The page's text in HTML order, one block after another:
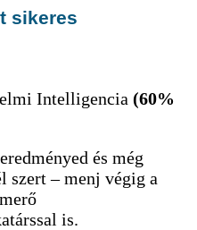
sikeres
Intelligencia (60%
és még
szert – menj végig a
is.